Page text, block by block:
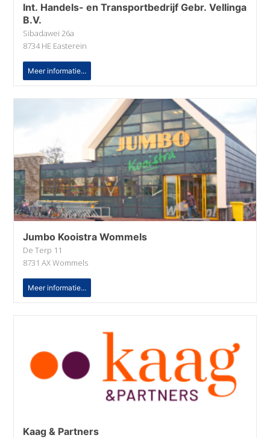
Int. Handels- en Transportbedrijf Gebr. Vellinga
B.V.
Sibadawei 26a
8734 HE Easterein
Meer informatie...
Jumbo Kooistra Wommels
De Terp 11
8731 AX Wommels
Meer informatie...
Kaag & Partners